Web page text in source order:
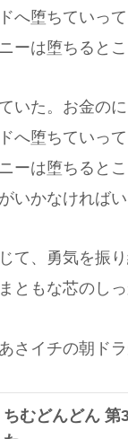
へ堕ちていっ
ーは堕ちるとこ
いた。お金の
へ堕ちていっ
ーは堕ちると
いかなければい
て、勇気を振
ともな芯のし
さイチの朝ド
ちむどんどん